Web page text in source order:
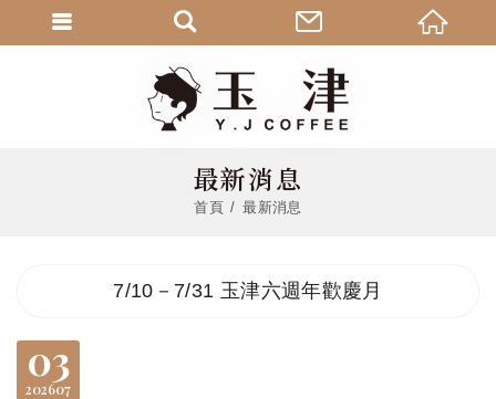
最新消息
首頁 最新消息
7/10－7/31 玉津六週年歡慶月
03
07
2026